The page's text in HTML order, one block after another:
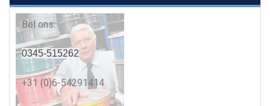
Bel ons:
0345-515262
+31 (0)6-54291414